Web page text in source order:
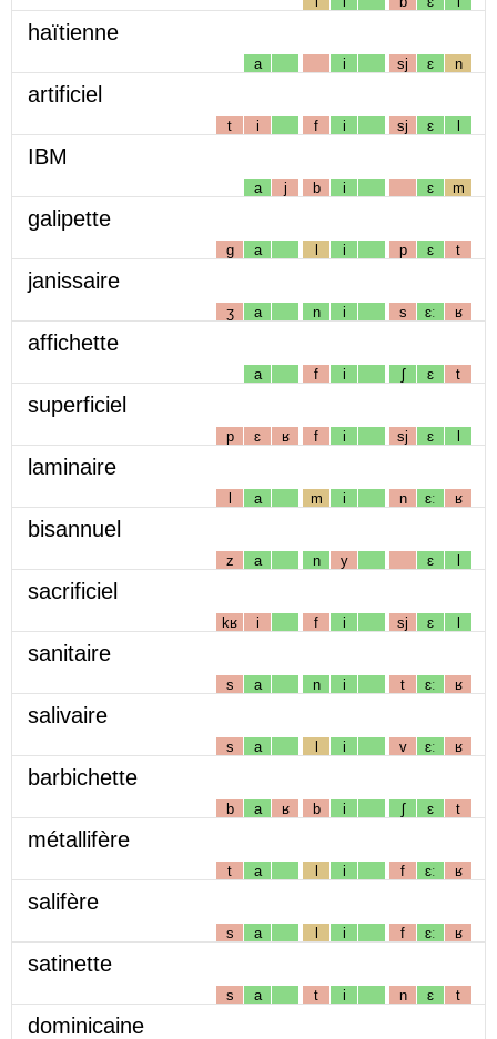
haïtienne
a i sj ɛ n
artificiel
t i f i sj ɛ l
IBM
a j b i ɛ m
galipette
g a l i p ɛ t
janissaire
ʒ a n i s ɛː ʁ
affichette
a f i ʃ ɛ t
superficiel
p ɛ ʁ f i sj ɛ l
laminaire
l a m i n ɛː ʁ
bisannuel
z a n y ɛ l
sacrificiel
kʁ i f i sj ɛ l
sanitaire
s a n i t ɛː ʁ
salivaire
s a l i v ɛː ʁ
barbichette
b a ʁ b i ʃ ɛ t
métallifère
t a l i f ɛː ʁ
salifère
s a l i f ɛː ʁ
satinette
s a t i n ɛ t
dominicaine